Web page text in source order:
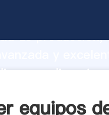
de producción,
en alimento
equipos